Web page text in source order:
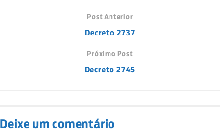
Post Anterior
Decreto 2737
Próximo Post
Decreto 2745
Deixe um comentário